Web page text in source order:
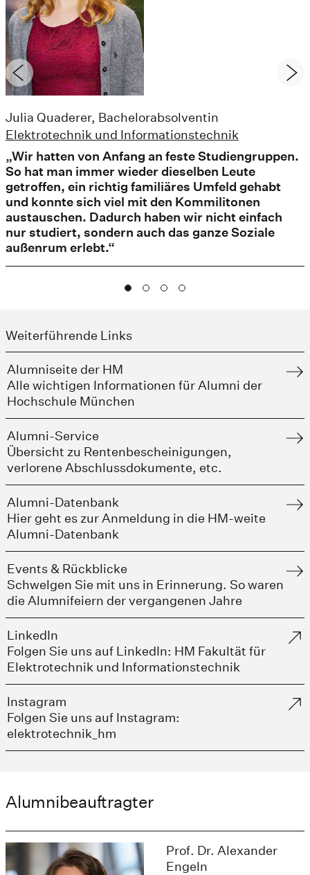
Julia Quaderer, Bachelorabsolventin
Elektrotechnik und Informationstechnik
„Wir hatten von Anfang an feste Studiengruppen.
So hat man immer wieder dieselben Leute
getroffen, ein richtig familiäres Umfeld gehabt
und konnte sich viel mit den Kommilitonen
austauschen. Dadurch haben wir nicht einfach
nur studiert, sondern auch das ganze Soziale
außenrum erlebt.“
Weiterführende Links
Alumniseite der HM
Alle wichtigen Informationen für Alumni der
Hochschule München
Alumni-Service
Übersicht zu Rentenbescheinigungen,
verlorene Abschlussdokumente, etc.
Alumni-Datenbank
Hier geht es zur Anmeldung in die HM-weite
Alumni-Datenbank
Events & Rückblicke
Schwelgen Sie mit uns in Erinnerung. So waren
die Alumnifeiern der vergangenen Jahre
LinkedIn
Folgen Sie uns auf LinkedIn: HM Fakultät für
Elektrotechnik und Informationstechnik
Instagram
Folgen Sie uns auf Instagram:
elektrotechnik_hm
Alumnibeauftragter
Prof. Dr. Alexander
Engeln